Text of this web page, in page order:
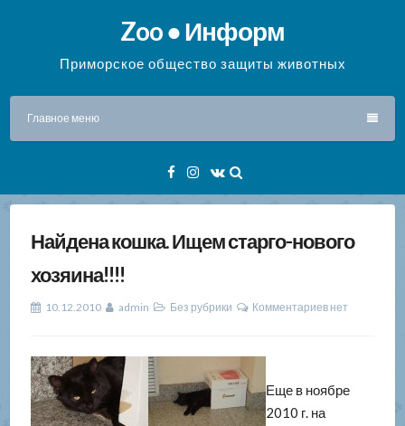
содержимому
Zoo ● Информ
Приморское общество защиты животных
Главное меню
Facebook
Instagram
VK
Найдена кошка. Ищем старго-нового
хозяина!!!!
10.12.2010 admin Без рубрики Комментариев нет
Еще в ноябре
2010 г. на